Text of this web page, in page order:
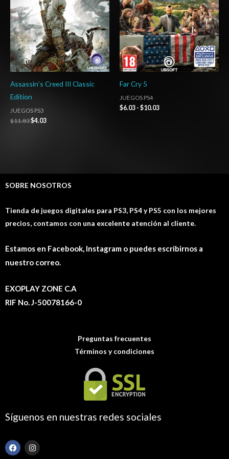
Assassin’s Creed III Classic
Edition
JUEGOS PS3
$11.83$4.03
Far Cry 5
JUEGOS PS4
$6.03 - $10.03
$10.03
SOBRE NOSOTROS
Tienda de juegos digitales para PS3, PS4 y PS5 con los mejores
precios, contamos con una excelente atención al cliente.
Estamos en Facebook, Instagram o puedes escribirnos a
nuestro correo.
EXOPLAY ZONE C.A
RIF No. J-50078166-0
Preguntas frecuentes
Términos y condiciones
Síguenos en nuestras redes sociales
F
a
I
n